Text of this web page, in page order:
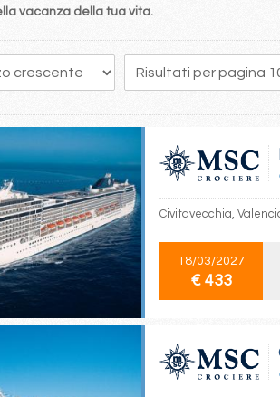
vacanza della tua vita.
46 48 49 50
Civitavecchia,
18/03/2027
€ 433